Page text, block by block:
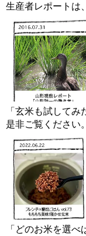
生産者レポートは
「玄米も試して
是非ご覧ください。
「どのお米を選